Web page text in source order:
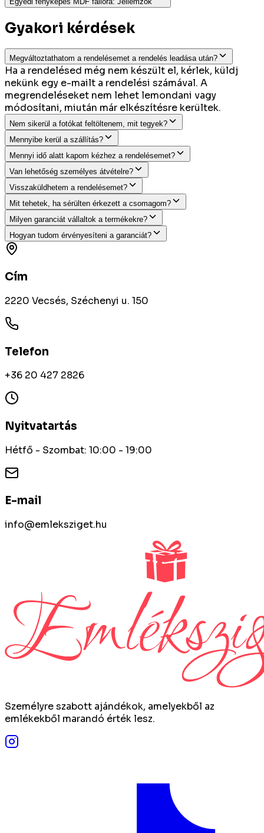
Gyakori kérdések
Megváltoztathatom a rendelésemet a rendelés leadása után?
Ha a rendelésed még nem készült el, kérlek, küldj
nekünk egy e-mailt a rendelési számával. A
megrendeléseket nem lehet lemondani vagy
módosítani, miután már elkészítésre kerültek.
Nem sikerül a fotókat feltöltenem, mit tegyek?
Mennyibe kerül a szállítás?
Mennyi idő alatt kapom kézhez a rendelésemet?
Van lehetőség személyes átvételre?
Visszaküldhetem a rendelésemet?
Mit tehetek, ha sérülten érkezett a csomagom?
Milyen garanciát vállaltok a termékekre?
Hogyan tudom érvényesíteni a garanciát?
Cím
2220 Vecsés, Széchenyi u. 150
Telefon
+36 20 427 2826
Nyitvatartás
Hétfő - Szombat: 10:00 - 19:00
E-mail
info@emleksziget.hu
Személyre szabott ajándékok, amelyekből az
emlékekből marandó érték lesz.